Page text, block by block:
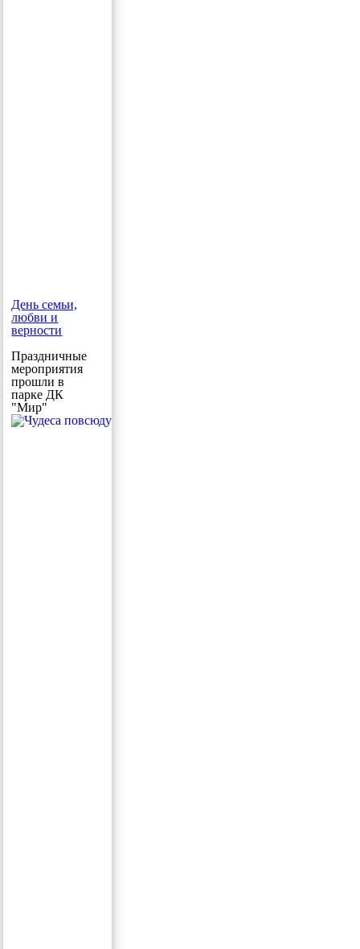
День семьи,
любви и
верности
Праздничные
мероприятия
прошли в
парке ДК
"Мир"